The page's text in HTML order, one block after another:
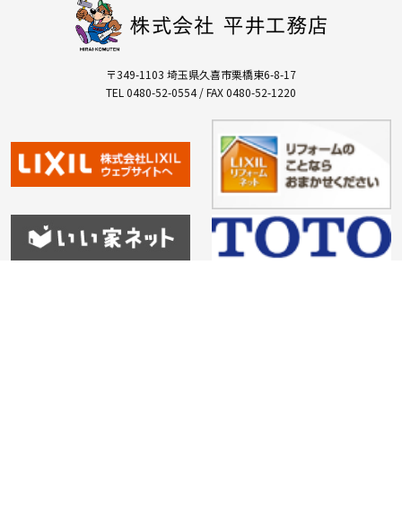
〒349-1103 埼玉県久喜市栗橋東6-8-17
TEL 0480-52-0554 / FAX 0480-52-1220